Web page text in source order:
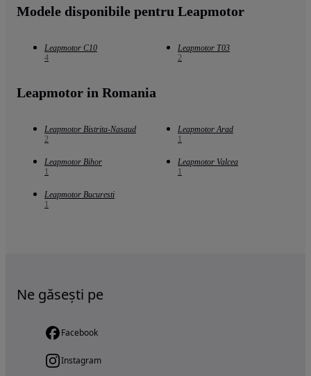
Modele disponibile pentru Leapmotor
Leapmotor C10
4
Leapmotor T03
2
Leapmotor in Romania
Leapmotor Bistrita-Nasaud
2
Leapmotor Arad
1
Leapmotor Bihor
1
Leapmotor Valcea
1
Leapmotor Bucuresti
1
Ne găsești pe
Facebook
Instagram